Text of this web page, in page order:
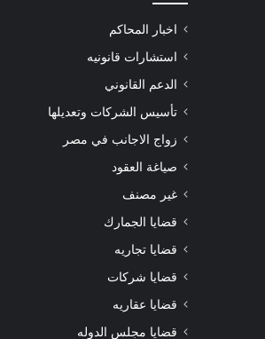
اخبار المحاكم
استشارات قانونيه
الدعم القانوني
تأسيس الشركات وتعديلها
زواج الاجانب في مصر
صياغة العقود
غير مصنف
قضايا الجمارك
قضايا تجاريه
قضايا شركات
قضايا عقاريه
قضايا مجلس الدوله